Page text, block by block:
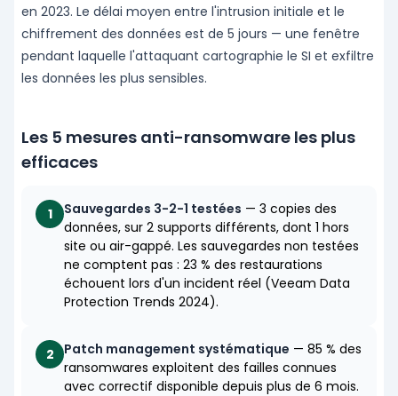
en 2023. Le délai moyen entre l'intrusion initiale et le
chiffrement des données est de 5 jours — une fenêtre
pendant laquelle l'attaquant cartographie le SI et exfiltre
les données les plus sensibles.
Les 5 mesures anti-ransomware les plus
efficaces
1 Sauvegardes 3-2-1 testées — 3 copies des
données, sur 2 supports différents, dont 1 hors
site ou air-gappé. Les sauvegardes non testées
ne comptent pas : 23 % des restaurations
échouent lors d'un incident réel (Veeam Data
Protection Trends 2024).
2 Patch management systématique — 85 % des
ransomwares exploitent des failles connues
avec correctif disponible depuis plus de 6 mois.